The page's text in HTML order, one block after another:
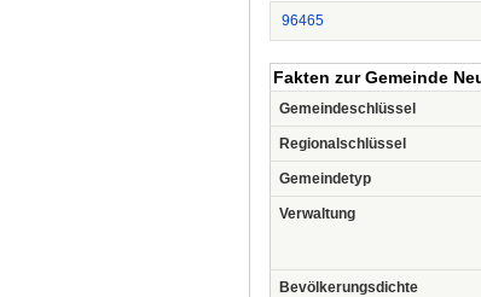
96465
Fakten zur Gemeinde
Gemeindeschlüssel
Regionalschlüssel
Gemeindetyp
Verwaltung
Bevölkerungsdichte